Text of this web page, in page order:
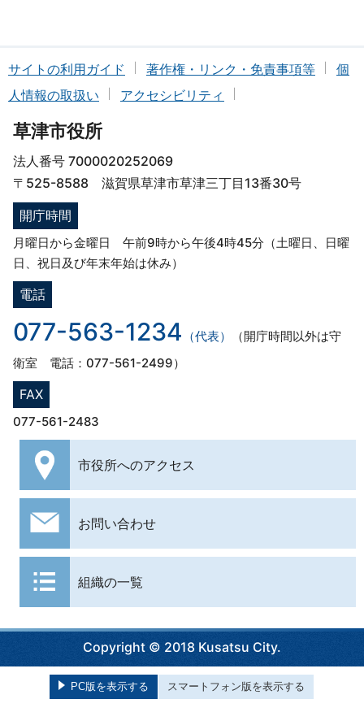
サイトの利用ガイド 著作権・リンク・免責事項等
個
人情報の取扱い
アクセシビリティ
草津市役所
法人番号 7000020252069
〒525-8588 滋賀県草津市草津三丁目13番30号
開庁時間
月曜日から金曜日 午前9時から午後4時45分（土曜日、日曜
日、祝日及び年末年始は休み）
電話
077-563-1234 （代表）
（開庁時間以外は守
衛室 電話：077-561-2499）
FAX
077-561-2483
市役所へのアクセス
お問い合わせ
組織の一覧
Copyright © 2018 Kusatsu City.
PC版を表示する スマートフォン版を表示する